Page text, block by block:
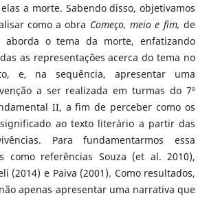
a morte. Sabendo disso, objetivamos
como a obra Começo, meio e fim,de
aborda o tema da morte, enfatizando
as representações acerca do tema no
e, na sequência, apresentar uma
a ser realizada em turmas do 7º
II, a fim de perceber como os
ao texto literário a partir das
Para fundamentarmos essa
como referências Souza (et al. 2010),
(2014) e Paiva (2001). Como resultados,
apenas apresentar uma narrativa que